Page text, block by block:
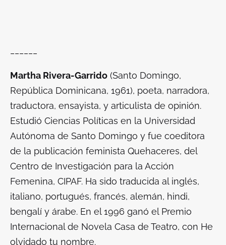
Martha Rivera-Garrido (Santo Domingo,
República Dominicana, 1961), poeta, narradora,
traductora, ensayista, y articulista de opinión.
Estudió Ciencias Políticas en la Universidad
Autónoma de Santo Domingo y fue coeditora
de la publicación feminista Quehaceres, del
Centro de Investigación para la Acción
Femenina, CIPAF. Ha sido traducida al inglés,
italiano, portugués, francés, alemán, hindi,
bengalí y árabe. En el 1996 ganó el Premio
Internacional de Novela Casa de Teatro, con He
olvidado tu nombre.